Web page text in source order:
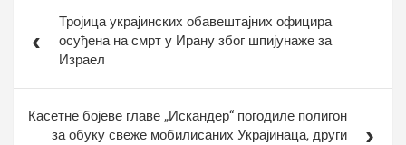
чланкаТројица украјинских обавештајних официра
осуђена на смрт у Ирану због шпијунаже за
Израел
Касетне бојеве главе „Искандер“ погодиле полигон
за обуку свеже мобилисаних Украјинаца, други